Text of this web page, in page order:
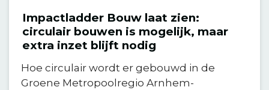
Impactladder Bouw laat zien:
circulair bouwen is mogelijk, maar
extra inzet blijft nodig
Hoe circulair wordt er gebouwd in de
Groene Metropoolregio Arnhem-